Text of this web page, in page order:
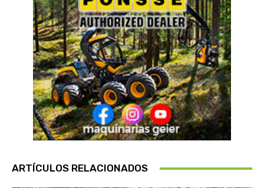
ARTÍCULOS RELACIONADOS